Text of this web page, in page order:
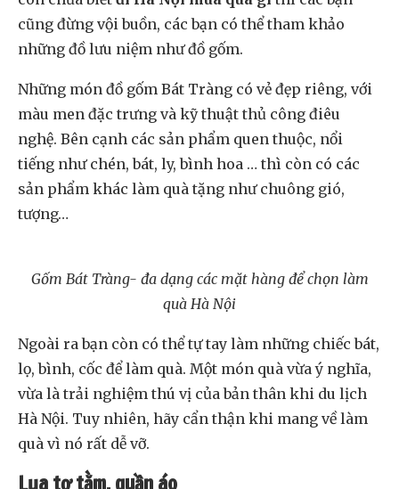
cũng đừng vội buồn, các bạn có thể tham khảo
những đồ lưu niệm như đồ gốm.
Những món đồ gốm Bát Tràng có vẻ đẹp riêng, với
màu men đặc trưng và kỹ thuật thủ công điêu
nghệ. Bên cạnh các sản phẩm quen thuộc, nổi
tiếng như chén, bát, ly, bình hoa … thì còn có các
sản phẩm khác làm quà tặng như chuông gió,
tượng…
Gốm Bát Tràng- đa dạng các mặt hàng để chọn làm
quà Hà Nội
Ngoài ra bạn còn có thể tự tay làm những chiếc bát,
lọ, bình, cốc để làm quà. Một món quà vừa ý nghĩa,
vừa là trải nghiệm thú vị của bản thân khi du lịch
Hà Nội. Tuy nhiên, hãy cẩn thận khi mang về làm
quà vì nó rất dễ vỡ.
Lụa tơ tằm, quần áo